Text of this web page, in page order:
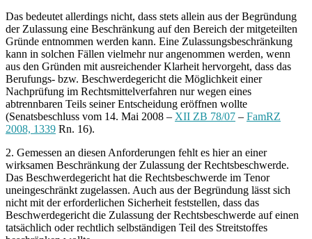
Das bedeutet allerdings nicht, dass stets allein aus der Begründung
der Zulassung eine Beschränkung auf den Bereich der mitgeteilten
Gründe entnommen werden kann. Eine Zulassungsbeschränkung
kann in solchen Fällen vielmehr nur angenommen werden, wenn
aus den Gründen mit ausreichender Klarheit hervorgeht, dass das
Berufungs- bzw. Beschwerdegericht die Möglichkeit einer
Nachprüfung im Rechtsmittelverfahren nur wegen eines
abtrennbaren Teils seiner Entscheidung eröffnen wollte
(Senatsbeschluss vom 14. Mai 2008 – XII ZB 78/07 – FamRZ
2008, 1339 Rn. 16).
2. Gemessen an diesen Anforderungen fehlt es hier an einer
wirksamen Beschränkung der Zulassung der Rechtsbeschwerde.
Das Beschwerdegericht hat die Rechtsbeschwerde im Tenor
uneingeschränkt zugelassen. Auch aus der Begründung lässt sich
nicht mit der erforderlichen Sicherheit feststellen, dass das
Beschwerdegericht die Zulassung der Rechtsbeschwerde auf einen
tatsächlich oder rechtlich selbständigen Teil des Streitstoffes